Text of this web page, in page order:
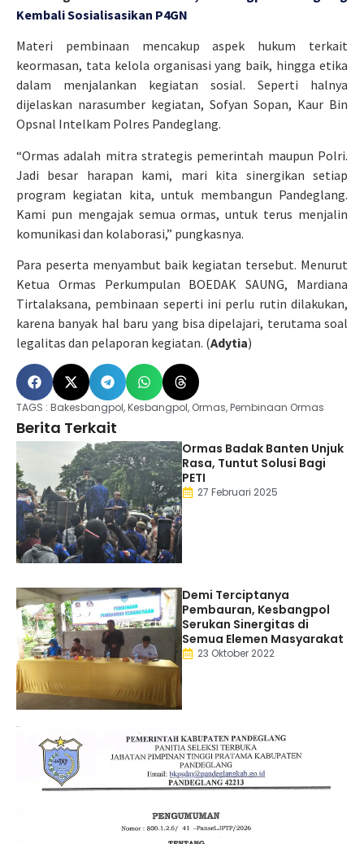
Kembali Sosialisasikan P4GN
Materi pembinaan mencakup aspek hukum terkait
keormasan, tata kelola organisasi yang baik, hingga etika
dalam menjalankan kegiatan sosial. Seperti halnya
dijelaskan narasumber kegiatan, Sofyan Sopan, Kaur Bin
Opsnal Intelkam Polres Pandeglang.
“Ormas adalah mitra strategis pemerintah maupun Polri.
Jadi besar harapan kami, mari kita sinergikan setiap
program kegiatan kita, untuk membangun Pandeglang.
Kami pun mengajak semua ormas, untuk terus menjalin
komunikasi dan kolaborasi,” pungkasnya.
Para peserta menyambut baik kegiatan tersebut. Menurut
Ketua Ormas Perkumpulan BOEDAK SAUNG, Mardiana
Tirtalaksana, pembinaan seperti ini perlu rutin dilakukan,
karena banyak hal baru yang bisa dipelajari, terutama soal
legalitas dan pelaporan kegiatan. (Adytia)
TAGS : Bakesbangpol,Kesbangpol, Ormas,Pembinaan Ormas
Berita Terkait
Ormas Badak Banten Unjuk
Rasa, Tuntut Solusi Bagi
PETI
27 Februari 2025
Demi Terciptanya
Pembauran, Kesbangpol
Serukan Sinergitas di
Semua Elemen Masyarakat
23 Oktober 2022